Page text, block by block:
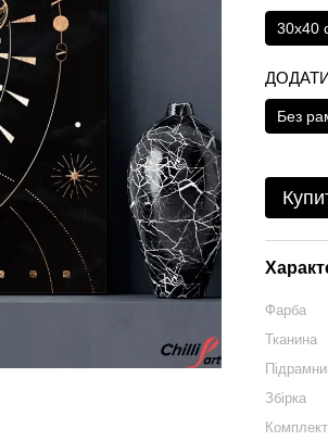
30х40
Без
Фарба
Тканина
Збірка